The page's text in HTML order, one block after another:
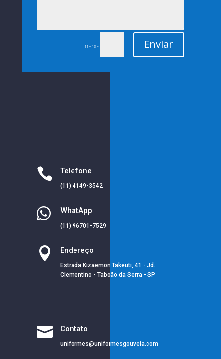
11 + 13 = Enviar
 Telefone
(11) 4149-3542
 WhatApp
(11) 96701-7529
 Endereço
Estrada Kizaemon Takeuti, 41 - Jd.
Clementino - Taboão da Serra - SP
 Contato
uniformes@uniformesgouveia.com